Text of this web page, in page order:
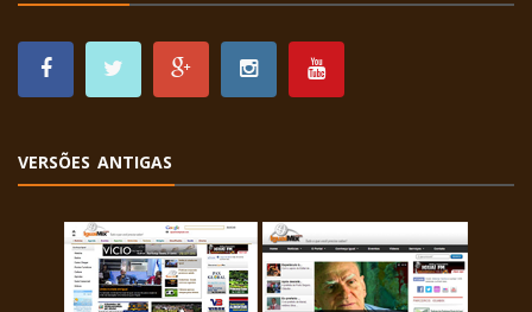
VERSÕES ANTIGAS